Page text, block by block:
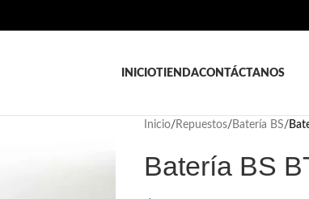
INICIOTIENDACONTÁCTANOS
Inicio/ Repuestos/ Batería BS/
Batería BS